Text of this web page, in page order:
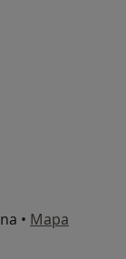
• Mapa